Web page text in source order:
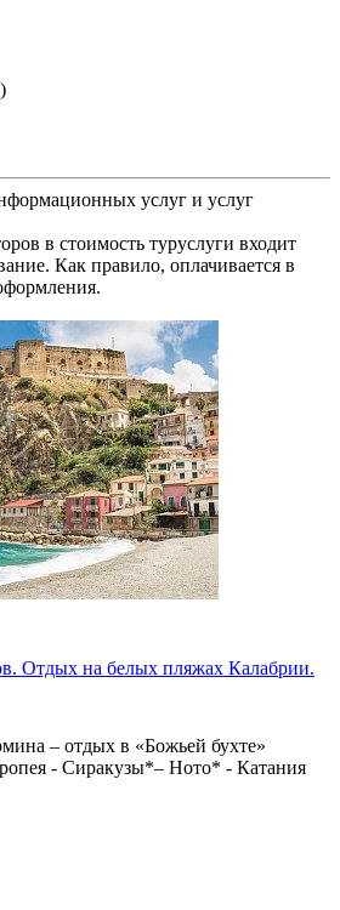
услуг и услуг
в стоимость туруслуги входит
Как правило, оплачивается в
Отдых на белых пляжах Калабрии.
– отдых в «Божьей бухте»
- Сиракузы*– Ното* - Катания